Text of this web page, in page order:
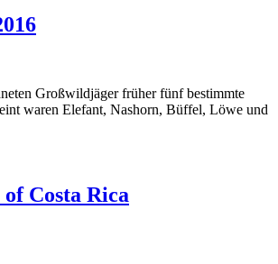
Großwildjäger früher fünf bestimmte
waren Elefant, Nashorn, Büffel, Löwe und
Costa Rica